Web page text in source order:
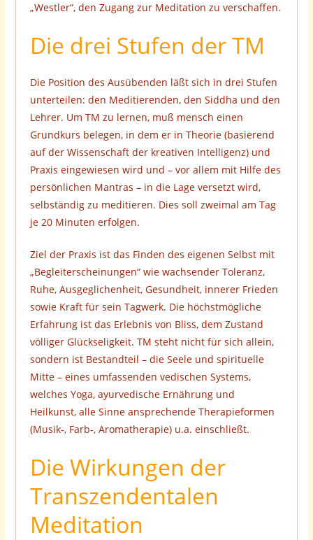
„Westler“, den Zugang zur Meditation zu verschaffen.
Die drei Stufen der TM
Die Position des Ausübenden läßt sich in drei Stufen
unterteilen: den Meditierenden, den Siddha und den
Lehrer. Um TM zu lernen, muß mensch einen
Grundkurs belegen, in dem er in Theorie (basierend
auf der Wissenschaft der kreativen Intelligenz) und
Praxis eingewiesen wird und – vor allem mit Hilfe des
persönlichen Mantras – in die Lage versetzt wird,
selbständig zu meditieren. Dies soll zweimal am Tag
je 20 Minuten erfolgen.
Ziel der Praxis ist das Finden des eigenen Selbst mit
„Begleiterscheinungen“ wie wachsender Toleranz,
Ruhe, Ausgeglichenheit, Gesundheit, innerer Frieden
sowie Kraft für sein Tagwerk. Die höchstmögliche
Erfahrung ist das Erlebnis von Bliss, dem Zustand
völliger Glückseligkeit. TM steht nicht für sich allein,
sondern ist Bestandteil – die Seele und spirituelle
Mitte – eines umfassenden vedischen Systems,
welches Yoga, ayurvedische Ernährung und
Heilkunst, alle Sinne ansprechende Therapieformen
(Musik-, Farb-, Aromatherapie) u.a. einschließt.
Die Wirkungen der
Transzendentalen
Meditation